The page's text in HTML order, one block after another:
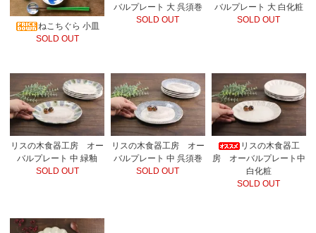
ねこちぐら 小皿
SOLD OUT
バルプレート 大 呉須巻
SOLD OUT
バルプレート 大 白化粧
SOLD OUT
リスの木食器工房 オー
バルプレート 中 緑釉
SOLD OUT
リスの木食器工房 オー
バルプレート 中 呉須巻
SOLD OUT
リスの木食器工
房 オーバルプレート中
白化粧
SOLD OUT